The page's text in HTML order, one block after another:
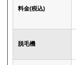
料金(税込)
脱毛機